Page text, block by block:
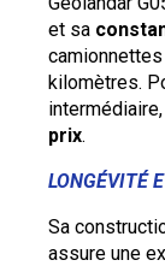
et sa
kilomètres.
prix.
LONGÉVITÉ
Sa
assure une